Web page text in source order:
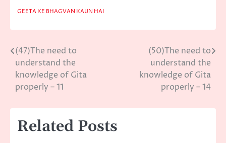
GEETA KE BHAGVAN KAUN HAI
Post
navigation
(47)The need to
understand the
knowledge of Gita
properly – 11
(50)The need to
understand the
knowledge of Gita
properly – 14
Related Posts